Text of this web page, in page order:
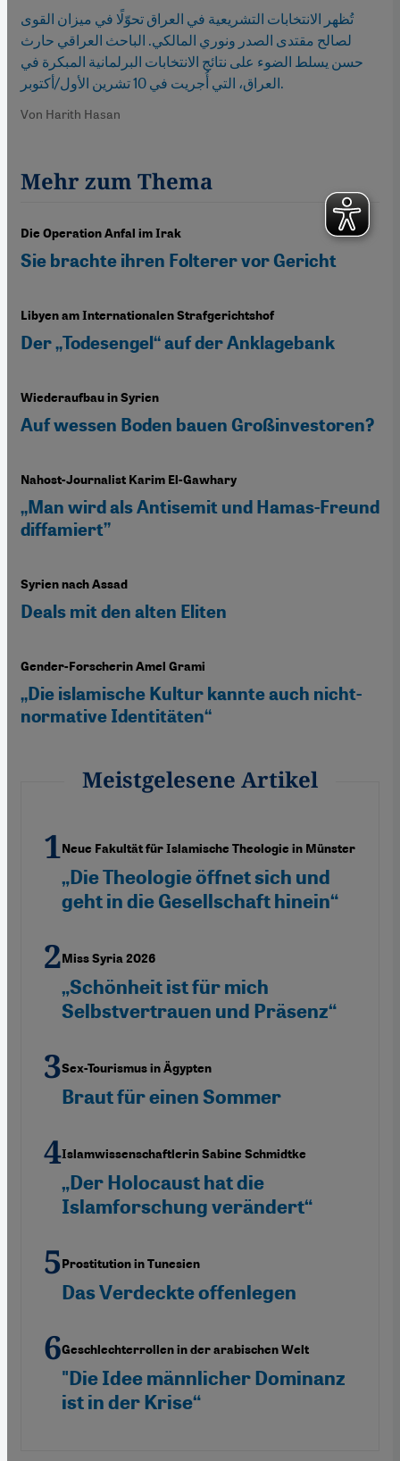
تُظهر الانتخابات التشريعية في العراق تحوّلًا في ميزان القوى
لصالح مقتدى الصدر ونوري المالكي. الباحث العراقي حارث
حسن يسلط الضوء على نتائج الانتخابات البرلمانية المبكرة في
العراق، التي أُجريت في 10 تشرين الأول/أكتوبر.
Von Harith Hasan
Mehr zum Thema
Die Operation Anfal im Irak
Sie brachte ihren Folterer vor Gericht
Libyen am Internationalen Strafgerichtshof
Der „Todesengel“ auf der Anklagebank
Wiederaufbau in Syrien
Auf wessen Boden bauen Großinvestoren?
Nahost-Journalist Karim El-Gawhary
„Man wird als Antisemit und Hamas-Freund
diffamiert”
Syrien nach Assad
Deals mit den alten Eliten
Gender-Forscherin Amel Grami
„Die islamische Kultur kannte auch nicht-
normative Identitäten“
Meistgelesene Artikel
Neue Fakultät für Islamische Theologie in Münster
„Die Theologie öffnet sich und
geht in die Gesellschaft hinein“
Miss Syria 2026
„Schönheit ist für mich
Selbstvertrauen und Präsenz“
Sex-Tourismus in Ägypten
Braut für einen Sommer
Islamwissenschaftlerin Sabine Schmidtke
„Der Holocaust hat die
Islamforschung verändert“
Prostitution in Tunesien
Das Verdeckte offenlegen
Geschlechterrollen in der arabischen Welt
"Die Idee männlicher Dominanz
ist in der Krise“